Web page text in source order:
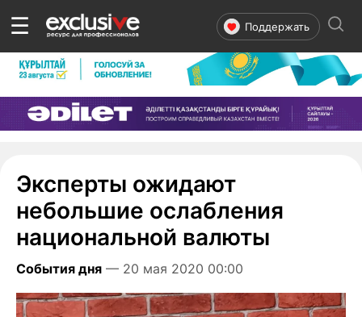
☰ Поддержать
Эксперты ожидают
небольшие ослабления
национальной валюты
События дня — 20 мая 2020 00:00